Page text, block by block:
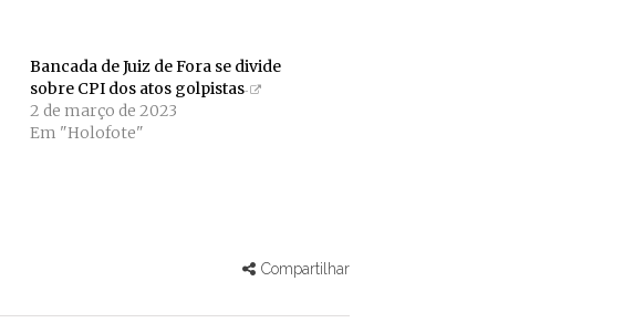
Bancada de Juiz de Fora se divide
sobre CPI dos atos golpistas
2 de março de 2023
Em "Holofote"
Compartilhar